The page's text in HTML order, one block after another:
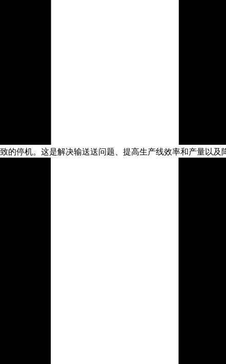
的停机。这是解决输送送问题、提高生产线效率和产量以及